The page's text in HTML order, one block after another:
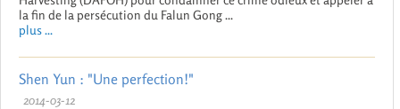
la fin de la persécution du Falun Gong ...
plus ...
Shen Yun : "Une perfection!"
2014-03-12